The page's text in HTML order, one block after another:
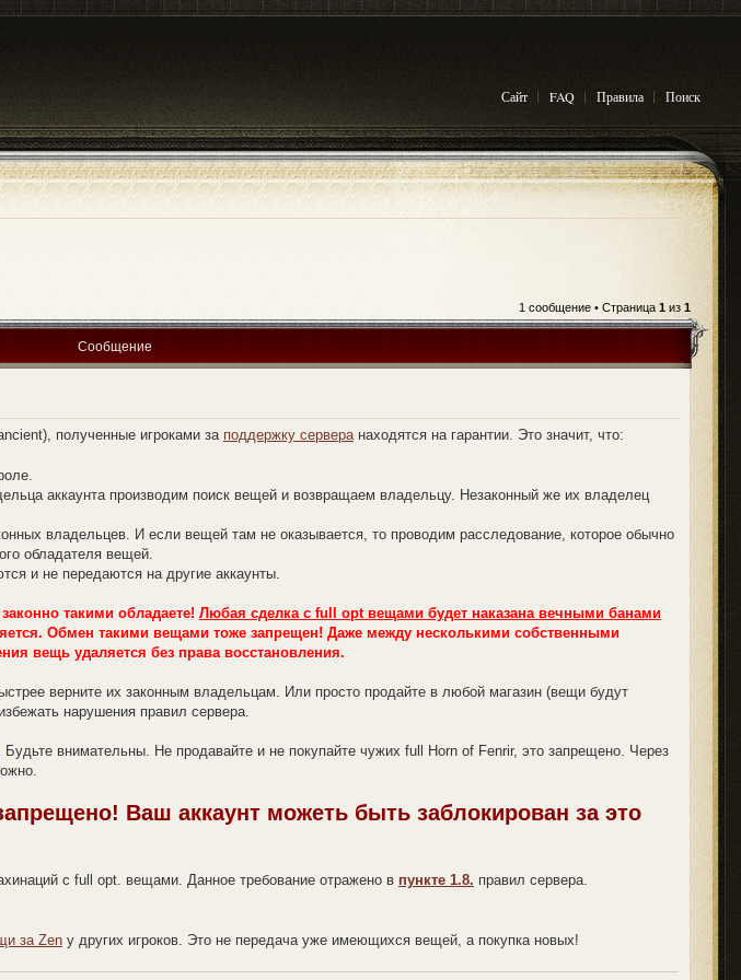
Сайт FAQ Правила Поиск
1 сообщение • Страница 1 из 1
Сообщение
полученные игроками за поддержку серверанаходятся на гарантии. Это значит, что:
аккаунта производим поиск вещей и возвращаем владельцу. Незаконный же их владелец
владельцев. И если вещей там не оказывается, то проводим расследование, которое обычно
обладателя вещей.
и не передаются на другие аккаунты.
такими обладаете! Любая сделка с full opt вещами будет наказана вечными банами
Обмен такими вещами тоже запрещен! Даже между несколькими собственными
вещь удаляется без права восстановления.
верните их законным владельцам. Или просто продайте в любой магазин (вещи будут
нарушения правил сервера.
Будьте внимательны. Не продавайте и не покупайте чужих full Horn of Fenrir, это запрещено. Через
Ваш аккаунт можеть быть заблокирован за это
с full opt. вещами. Данное требование отражено в пункте 1.8. правил сервера.
за Zen у других игроков. Это не передача уже имеющихся вещей, а покупка новых!